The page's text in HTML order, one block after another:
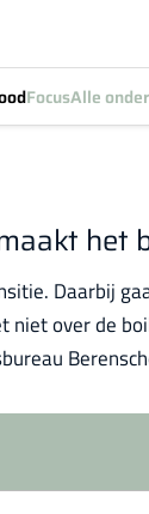
FocusAlle
het
Daarbij
niet over de